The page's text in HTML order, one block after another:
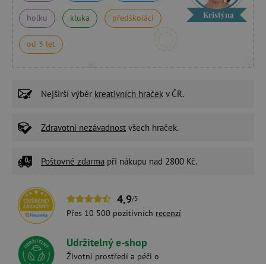
holku kluka předškoláci
od 3 let
Kristýna
Nejširší výběr kreativních hraček v ČR.
Zdravotní nezávadnost všech hraček.
Poštovné zdarma při nákupu nad 2800 Kč.
4,9/5
Přes 10 500 pozitivních recenzí
Udržitelný e-shop
Životní prostředí a péči o